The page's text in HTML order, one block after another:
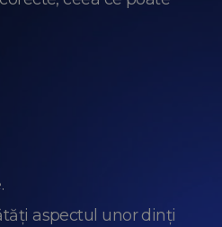
aspectul unor dinți